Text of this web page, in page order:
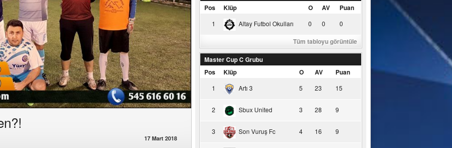
17 Mart 2018
Pos
Klüp O AV Puan
1 Altay Futbol Okulları 0 0 0
Tüm tabloyu görüntüle
Master Cup C Grubu
Pos
Klüp O AV Puan
1 Artı 3 5 23 15
2 Sbux United 3 28 9
3 Son Vuruş Fc 4 16 9